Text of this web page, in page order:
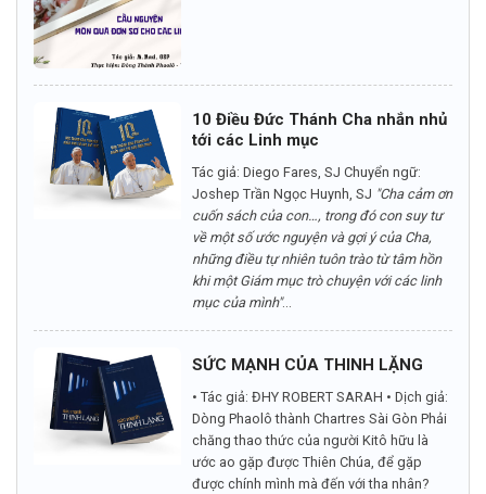
10 Điều Đức Thánh Cha nhắn nhủ
tới các Linh mục
Tác giả: Diego Fares, SJ Chuyển ngữ:
Joshep Trần Ngọc Huynh, SJ "Cha cảm ơn
cuốn sách của con…, trong đó con suy tư
về một số ước nguyện và gợi ý của Cha,
những điều tự nhiên tuôn trào từ tâm hồn
khi một Giám mục trò chuyện với các linh
mục của mình"...
SỨC MẠNH CỦA THINH LẶNG
• Tác giả: ĐHY ROBERT SARAH • Dịch giả:
Dòng Phaolô thành Chartres Sài Gòn Phải
chăng thao thức của người Kitô hữu là
ước ao gặp được Thiên Chúa, để gặp
được chính mình mà đến với tha nhân?